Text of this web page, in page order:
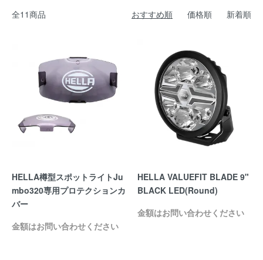
全11商品 おすすめ順 価格順 新着順
HELLA樽型スポットライトJu
mbo320専用プロテクションカ
バー
金額はお問い合わせください
HELLA VALUEFIT BLADE 9"
BLACK LED(Round)
金額はお問い合わせください